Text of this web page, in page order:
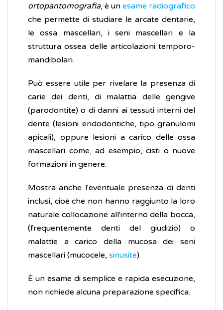
ortopantomografia, è un esame radiografico
che permette di studiare le arcate dentarie,
le ossa mascellari, i seni mascellari e la
struttura ossea delle articolazioni temporo-
mandibolari.
Può essere utile per rivelare la presenza di
carie dei denti, di malattia delle gengive
(parodontite) o di danni ai tessuti interni del
dente (lesioni endodontiche, tipo granulomi
apicali), oppure lesioni a carico delle ossa
mascellari come, ad esempio, cisti o nuove
formazioni in genere.
Mostra anche l'eventuale presenza di denti
inclusi, cioè che non hanno raggiunto la loro
naturale collocazione all'interno della bocca,
(frequentemente denti del giudizio) o
malattie a carico della mucosa dei seni
mascellari (mucocele, sinusite).
È un esame di semplice e rapida esecuzione,
non richiede alcuna preparazione specifica.